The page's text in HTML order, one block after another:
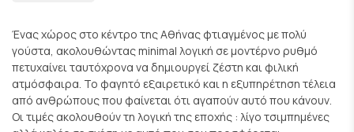
Ένας χώρος στο κέντρο της Αθήνας φτιαγμένος με πολύ
γούστα, ακολουθώντας minimal λογική σε μοντέρνο ρυθμό
πετυχαίνει ταυτόχρονα να δημιουργεί ζέστη και φιλική
ατμόσφαιρα. Το φαγητό εξαιρετικό και η εξυπηρέτηση τέλεια
από ανθρώπους που φαίνεται ότι αγαπούν αυτό που κάνουν.
Οι τιμές ακολουθούν τη λογική της εποχής : λίγο τσιμπημένες